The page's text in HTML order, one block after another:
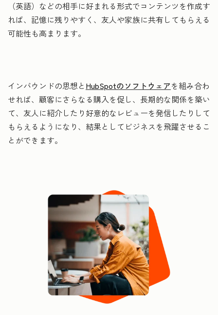
（英語）などの相手に好まれる形式でコンテンツを作成す
れば、記憶に残りやすく、友人や家族に共有してもらえる
可能性も高まります。
インバウンドの思想と HubSpotのソフトウェアを組み合わ
せれば、顧客にさらなる購入を促し、長期的な関係を築い
て、友人に紹介したり好意的なレビューを発信したりして
もらえるようになり、結果としてビジネスを飛躍させるこ
とができます。